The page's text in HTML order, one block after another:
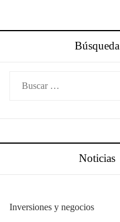
Búsqueda
Noticias
Inversiones y negocios